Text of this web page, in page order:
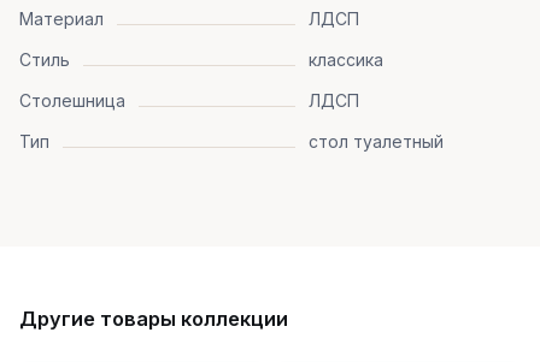
Материал
ЛДСП
Стиль
классика
Столешница
ЛДСП
Тип
стол туалетный
Другие товары коллекции